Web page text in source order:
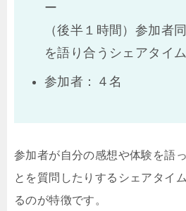
ー
（後半１時間）参加者
を語り合うシェアタイム
参加者：４名
参加者が自分の感想や体験を語
とを質問したりするシェアタイ
るのが特徴です。